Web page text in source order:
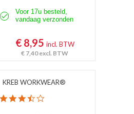
Voor 17u besteld,
vandaag verzonden
€ 8,95 incl. BTW
€ 7,40excl. BTW
KREB WORKWEAR®
3.7 star rating